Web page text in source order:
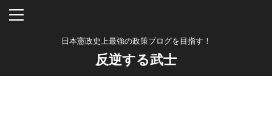
日本憲政史上最強の政策ブログを目指す！
反逆する武士